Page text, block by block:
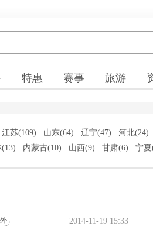
特惠 赛事 旅游
江苏(109) 山东(64) 辽宁(47) 河北(24)
内蒙古(10) 山西(9) 甘肃(6) 宁夏
2014-11-19 15:33